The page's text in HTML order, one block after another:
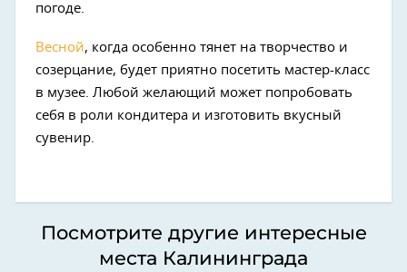
погоде.
Весной, когда особенно тянет на творчество и
созерцание, будет приятно посетить мастер-класс
в музее. Любой желающий может попробовать
себя в роли кондитера и изготовить вкусный
сувенир.
Посмотрите другие интересные
места Калининграда